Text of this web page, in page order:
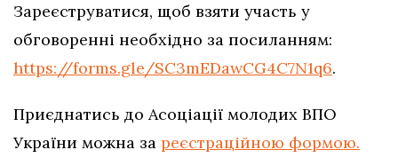
Зареєструватися, щоб взяти участь у
обговоренні необхідно за посиланням:
https://forms.gle/SC3mEDawCG4C7N1q6.
Приєднатись до Асоціації молодих ВПО
України можна за реєстраційною формою.